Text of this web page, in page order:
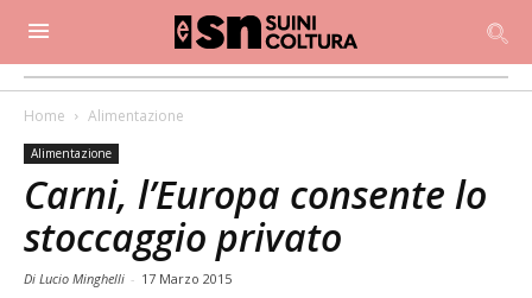
Home Alimentazione
Alimentazione
Carni, l’Europa consente lo
stoccaggio privato
Di Lucio Minghelli - 17 Marzo 2015